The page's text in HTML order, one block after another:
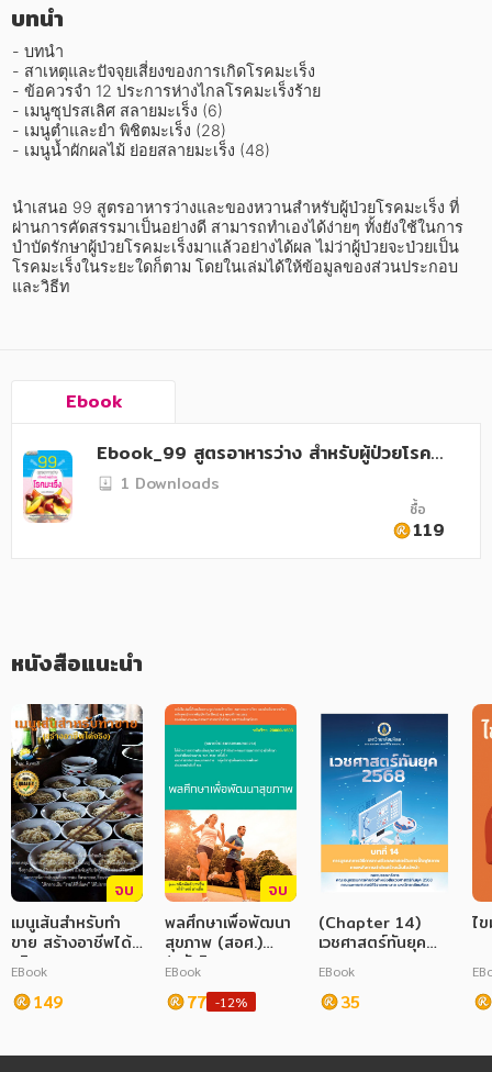
หมวดหมู่หนังสือ
อาหาร สุขภาพ การแพทย์
ศิลปะ บันเทิง กีฬา ท่องเที่ยว
ศาสนา และปรัชญา
กฎหมาย สัญญา ภาษี
ครอบครัว
วรรณกรรม
การเกษตร ชีววิทยา
หนังสือเด็ก
การพัฒนาตนเอง
ความรู้ทั่วไป
การ์ตูนความรู้ การ์ตูน
การ์ตูนมังงะ (Manga)
บทนำ
- บทนำ
- สาเหตุและปัจจุยเสี่ยงของการเกิดโรคมะเร็ง
- ข้อควรจำ 12 ประการห่างไกลโรคมะเร็งร้าย
- เมนูซุปรสเลิศ สลายมะเร็ง (6)
- เมนูตำและยำ พิชิตมะเร็ง (28)
- เมนูน้ำผักผลไม้ ย่อยสลายมะเร็ง (48)
นำเสนอ 99 สูตรอาหารว่างและของหวานสำหรับผู้ป่วยโรคมะเร็ง ที่
ผ่านการคัดสรรมาเป็นอย่างดี สามารถทำเองได้ง่ายๆ ทั้งยังใช้ในการ
บำบัดรักษาผู้ป่วยโรคมะเร็งมาแล้วอย่างได้ผล ไม่ว่าผู้ป่วยจะป่วยเป็น
โรคมะเร็งในระยะใดก็ตาม โดยในเล่มได้ให้ข้อมูลของส่วนประกอบ
และวิธีท
Ebook
Ebook_99 สูตรอาหารว่าง สำหรับผู้ป่วยโรคม
ะเร็ง1 Downloads
ซื้อ
119
หนังสือแนะนำ
จบ
เมนูเส้นสำหรับทำ
ขาย สร้างอาชีพได้
จริง
EBook
149
จบ
พลศึกษาเพื่อพัฒนา
สุขภาพ (สอศ.)
(รหัสวิชา 20000-
1603)
EBook
77 -12%
(Chapter 14)
เวชศาสตร์ทันยุค
2568
EBook
35
ไ